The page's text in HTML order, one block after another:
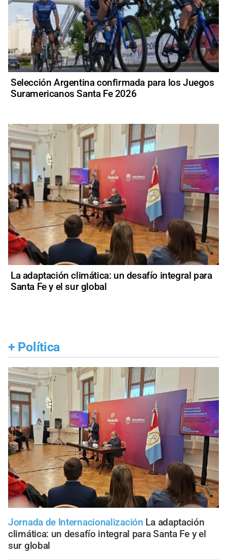
Selección Argentina confirmada para los Juegos
Suramericanos Santa Fe 2026
La adaptación climática: un desafío integral para
Santa Fe y el sur global
+ Política
Jornada de Internacionalización La adaptación
climática: un desafío integral para Santa Fe y el
sur global